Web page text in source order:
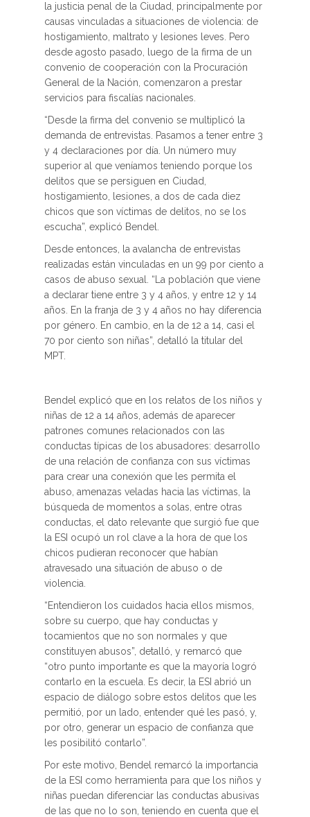
la justicia penal de la Ciudad, principalmente por
causas vinculadas a situaciones de violencia: de
hostigamiento, maltrato y lesiones leves. Pero
desde agosto pasado, luego de la firma de un
convenio de cooperación con la Procuración
General de la Nación, comenzaron a prestar
servicios para fiscalías nacionales.
“Desde la firma del convenio se multiplicó la
demanda de entrevistas. Pasamos a tener entre 3
y 4 declaraciones por día. Un número muy
superior al que veníamos teniendo porque los
delitos que se persiguen en Ciudad,
hostigamiento, lesiones, a dos de cada diez
chicos que son víctimas de delitos, no se los
escucha”, explicó Bendel.
Desde entonces, la avalancha de entrevistas
realizadas están vinculadas en un 99 por ciento a
casos de abuso sexual. “La población que viene
a declarar tiene entre 3 y 4 años, y entre 12 y 14
años. En la franja de 3 y 4 años no hay diferencia
por género. En cambio, en la de 12 a 14, casi el
70 por ciento son niñas”, detalló la titular del
MPT.
Bendel explicó que en los relatos de los niños y
niñas de 12 a 14 años, además de aparecer
patrones comunes relacionados con las
conductas típicas de los abusadores: desarrollo
de una relación de confianza con sus víctimas
para crear una conexión que les permita el
abuso, amenazas veladas hacia las víctimas, la
búsqueda de momentos a solas, entre otras
conductas, el dato relevante que surgió fue que
la ESI ocupó un rol clave a la hora de que los
chicos pudieran reconocer que habían
atravesado una situación de abuso o de
violencia.
“Entendieron los cuidados hacia ellos mismos,
sobre su cuerpo, que hay conductas y
tocamientos que no son normales y que
constituyen abusos”, detalló, y remarcó que
“otro punto importante es que la mayoría logró
contarlo en la escuela. Es decir, la ESI abrió un
espacio de diálogo sobre estos delitos que les
permitió, por un lado, entender qué les pasó, y,
por otro, generar un espacio de confianza que
les posibilitó contarlo”.
Por este motivo, Bendel remarcó la importancia
de la ESI como herramienta para que los niños y
niñas puedan diferenciar las conductas abusivas
de las que no lo son, teniendo en cuenta que el